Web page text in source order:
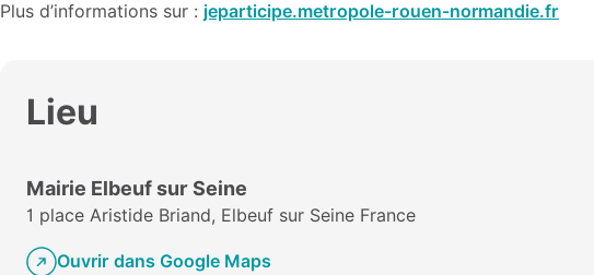
Plus d’informations sur : jeparticipe.metropole-rouen-normandie.fr
Lieu
Mairie Elbeuf sur Seine
1 place Aristide Briand, Elbeuf sur Seine France
Ouvrir dans Google Maps